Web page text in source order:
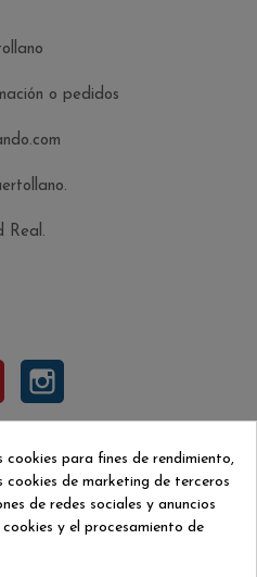
o pedidos
Real.
Pinterest
Aceptar
para fines de rendimiento,
de marketing de terceros
de redes sociales y anuncios
y el procesamiento de